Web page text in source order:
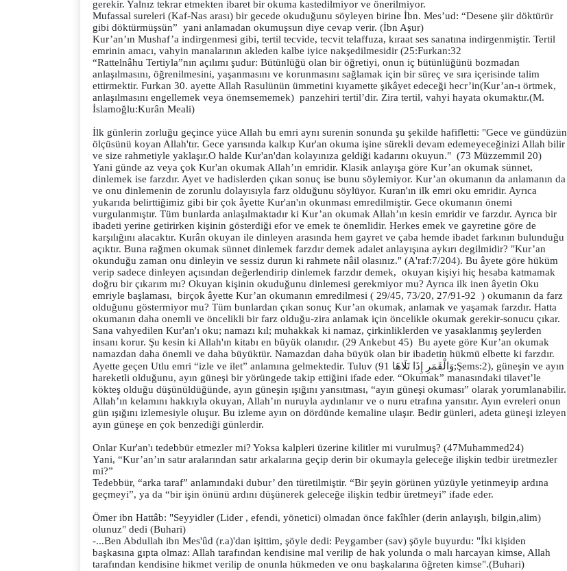
gerekir. Yalnız tekrar etmekten ibaret bir okuma kastedilmiyor ve önerilmiyor.
Mufassal sureleri (Kaf-Nas arası) bir gecede okuduğunu söyleyen birine İbn. Mes’ud: “Desene şiir döktürür
gibi döktürmüşsün” yani anlamadan okumuşsun diye cevap verir. (İbn Aşur)
Kur’an’ın Mushaf’a indirgenmesi gibi, tertil tecvide, tecvit telaffuza, kıraat ses sanatına indirgenmiştir. Tertil
emrinin amacı, vahyin manalarının akleden kalbe iyice nakşedilmesidir (25:Furkan:32
“Rattelnâhu Tertiyla”nın açılımı şudur: Bütünlüğü olan bir öğretiyi, onun iç bütünlüğünü bozmadan
anlaşılmasını, öğrenilmesini, yaşanmasını ve korunmasını sağlamak için bir süreç ve sıra içerisinde talim
ettirmektir. Furkan 30. ayette Allah Rasulünün ümmetini kıyamette şikâyet edeceği hecr’in(Kur’an-ı örtmek,
anlaşılmasını engellemek veya önemsememek) panzehiri tertil’dir. Zira tertil, vahyi hayata okumaktır.(M.
İslamoğlu:Kurân Meali)
İlk günlerin zorluğu geçince yüce Allah bu emri aynı surenin sonunda şu şekilde hafifletti: "Gece ve gündüzün
ölçüsünü koyan Allah'tır. Gece yarısında kalkıp Kur'an okuma işine sürekli devam edemeyeceğinizi Allah bilir
ve size rahmetiyle yaklaşır.O halde Kur'an'dan kolayınıza geldiği kadarını okuyun." (73 Müzzemmil 20)
Yani günde az veya çok Kur'an okumak Allah’ın emridir. Klasik anlayışa göre Kur’an okumak sünnet,
dinlemek ise farzdır. Ayet ve hadislerden çıkan sonuç ise bunu söylemiyor. Kur’an okumanın da anlamanın da
ve onu dinlemenin de zorunlu dolayısıyla farz olduğunu söylüyor. Kuran'ın ilk emri oku emridir. Ayrıca
yukarıda belirttiğimiz gibi bir çok âyette Kur'an'ın okunması emredilmiştir. Gece okumanın önemi
vurgulanmıştır. Tüm bunlarda anlaşılmaktadır ki Kur’an okumak Allah’ın kesin emridir ve farzdır. Ayrıca bir
ibadeti yerine getirirken kişinin gösterdiği efor ve emek te önemlidir. Herkes emek ve gayretine göre de
karşılığını alacaktır. Kurân okuyan ile dinleyen arasında hem gayret ve çaba hemde ibadet farkının bulunduğu
açıktır. Buna rağmen okumak sünnet dinlemek farzdır demek adalet anlayışına aykırı degilmidir? "Kur’an
okunduğu zaman onu dinleyin ve sessiz durun ki rahmete nâil olasınız." (A'raf:7/204). Bu âyete göre hüküm
verip sadece dinleyen açısından değerlendirip dinlemek farzdır demek, okuyan kişiyi hiç hesaba katmamak
doğru bir çıkarım mı? Okuyan kişinin okuduğunu dinlemesi gerekmiyor mu? Ayrıca ilk inen âyetin Oku
emriyle başlaması, birçok âyette Kur’an okumanın emredilmesi ( 29/45, 73/20, 27/91-92 ) okumanın da farz
olduğunu göstermiyor mu? Tüm bunlardan çıkan sonuç Kur’an okumak, anlamak ve yaşamak farzdır. Hatta
okumanın daha onemli ve öncelikli bir farz olduğu-zira anlamak için öncelikle okumak gerekir-sonucu çıkar.
Sana vahyedilen Kur'an'ı oku; namazı kıl; muhakkak ki namaz, çirkinliklerden ve yasaklanmış şeylerden
insanı korur. Şu kesin ki Allah'ın kitabı en büyük olanıdır. (29 Ankebut 45) Bu ayete göre Kur’an okumak
namazdan daha önemli ve daha büyüktür. Namazdan daha büyük olan bir ibadetin hükmü elbette ki farzdır.
Ayette geçen Utlu emri “izle ve ilet” anlamına gelmektedir. Tuluv (وَالْقَمَرِ إِذَا تَلَاهَا 91;Şems:2), güneşin ve ayın
hareketli olduğunu, ayın güneşi bir yörüngede takip ettiğini ifade eder. “Okumak” manasındaki tilavet’le
kökteş olduğu düşünüldüğünde, ayın güneşin ışığını yansıtması, “ayın güneşi okuması” olarak yorumlanabilir.
Allah’ın kelamını hakkıyla okuyan, Allah’ın nuruyla aydınlanır ve o nuru etrafına yansıtır. Ayın evreleri onun
gün ışığını izlemesiyle oluşur. Bu izleme ayın on dördünde kemaline ulaşır. Bedir günleri, adeta güneşi izleyen
ayın güneşe en çok benzediği günlerdir.
Onlar Kur'an'ı tedebbür etmezler mi? Yoksa kalpleri üzerine kilitler mi vurulmuş? (47Muhammed24)
Yani, “Kur’an’ın satır aralarından satır arkalarına geçip derin bir okumayla geleceğe ilişkin tedbir üretmezler
mi?”
Tedebbür, “arka taraf” anlamındaki dubur’ den türetilmiştir. “Bir şeyin görünen yüzüyle yetinmeyip ardına
geçmeyi”, ya da “bir işin önünü ardını düşünerek geleceğe ilişkin tedbir üretmeyi” ifade eder.
Ömer ibn Hattâb: "Seyyidler (Lider , efendi, yönetici) olmadan önce fakîhler (derin anlayışlı, bilgin,alim)
olunuz" dedi (Buhari)
-...Ben Abdullah ibn Mes'ûd (r.a)'dan işittim, şöyle dedi: Peygamber (sav) şöyle buyurdu: "İki kişiden
başkasına gıpta olmaz: Allah tarafından kendisine mal verilip de hak yolunda o malı harcayan kimse, Allah
tarafından kendisine hikmet verilip de onunla hükmeden ve onu başkalarına öğreten kimse".(Buhari)